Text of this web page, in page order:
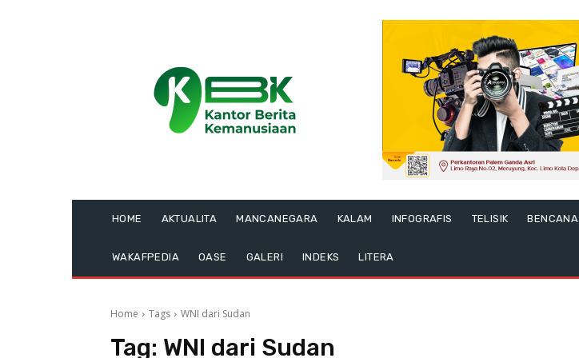
HOME AKTUALITA MANCANEGARA KALAM INFOGRAFIS TELISIK BENCANA
WAKAFPEDIA OASE GALERI INDEKS LITERA
Home Tags WNI dari Sudan
Tag: WNI dari Sudan